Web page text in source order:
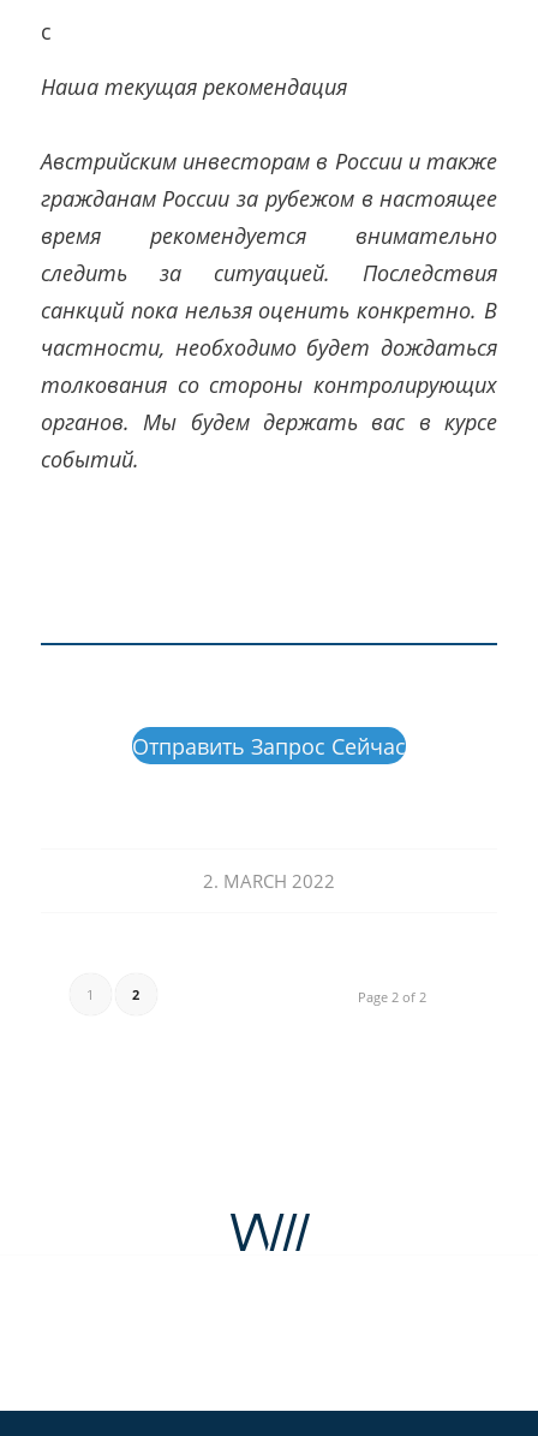
c
Наша текущая рекомендация
Австрийским инвесторам в России и также
гражданам России за рубежом в настоящее
время рекомендуется внимательно
следить за ситуацией. Последствия
санкций пока нельзя оценить конкретно. В
частности, необходимо будет дождаться
толкования со стороны контролирующих
органов. Мы будем держать вас в курсе
событий.
Отправить Запрос Сейчас
2. MARCH 2022
Page 2 of 2
1 2